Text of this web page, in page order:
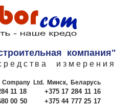
компания"
измерения
Company Ltd.Минск, Беларусь
11 18
+375 17 284 11 16
00 50 +375 44 777 25 17